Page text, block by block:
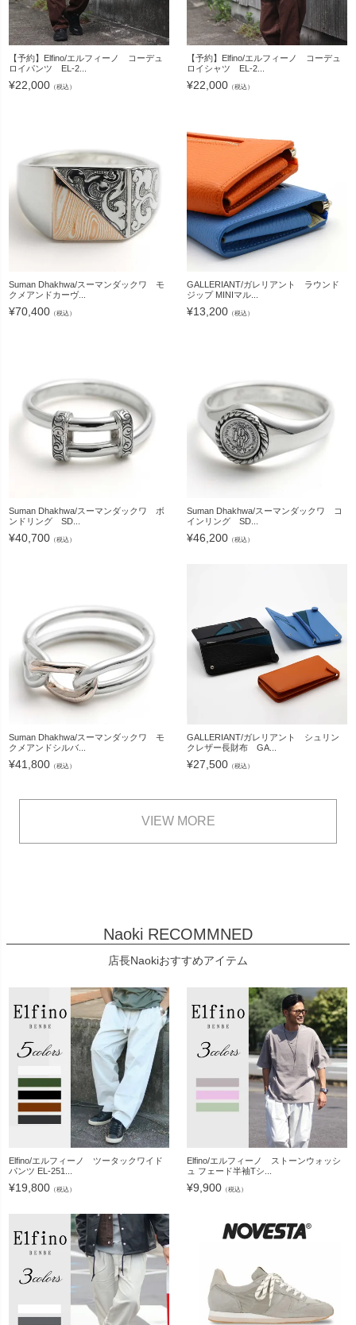
【予約】Elfino/エルフィーノ コーデュ
ロイパンツ EL-2...
¥22,000 （税込）
【予約】Elfino/エルフィーノ コーデュ
ロイシャツ EL-2...
¥22,000 （税込）
Suman Dhakhwa/スーマンダックワ モ
クメアンドカーヴ...
¥70,400 （税込）
GALLERIANT/ガレリアント ラウンド
ジップ MINIマル...
¥13,200 （税込）
Suman Dhakhwa/スーマンダックワ ボ
ンドリング SD...
¥40,700 （税込）
Suman Dhakhwa/スーマンダックワ コ
インリング SD...
¥46,200 （税込）
Suman Dhakhwa/スーマンダックワ モ
クメアンドシルバ...
¥41,800 （税込）
GALLERIANT/ガレリアント シュリン
クレザー長財布 GA...
¥27,500 （税込）
VIEW MORE
Naoki RECOMMNED
店長Naokiおすすめアイテム
Elfino/エルフィーノ ツータックワイド
パンツ EL-251...
¥19,800 （税込）
Elfino/エルフィーノ ストーンウォッシ
ュ フェード半袖Tシ...
¥9,900 （税込）